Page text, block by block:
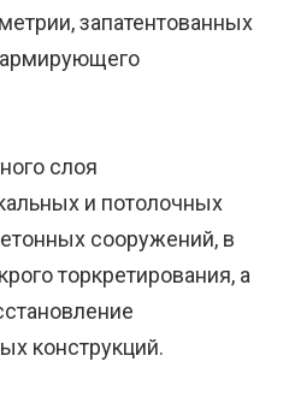
запатентованных
слоя
и потолочных
сооружений, в
торкретирования, а
конструкций.